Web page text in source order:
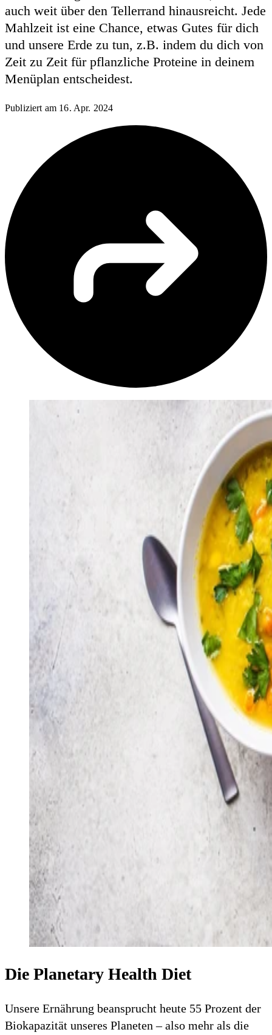
auch weit über den Tellerrand hinausreicht. Jede
Mahlzeit ist eine Chance, etwas Gutes für dich
und unsere Erde zu tun, z.B. indem du dich von
Zeit zu Zeit für pflanzliche Proteine in deinem
Menüplan entscheidest.
Publiziert am 16. Apr. 2024
Die Planetary Health Diet
Unsere Ernährung beansprucht heute 55 Prozent der
Biokapazität unseres Planeten – also mehr als die